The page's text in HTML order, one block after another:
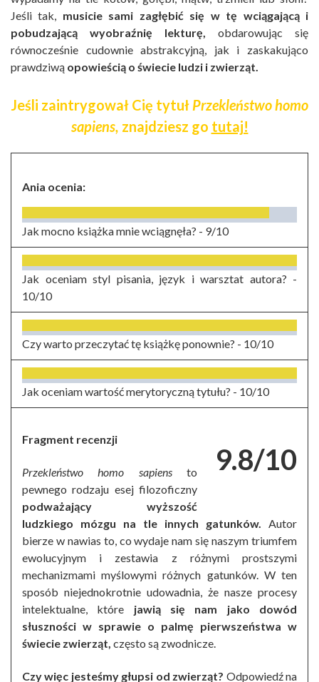
Jeśli tak, musicie sami zagłębić się w tę wciągającą i
pobudzającą wyobraźnię lekturę,
obdarowując się
równocześnie cudownie abstrakcyjną, jak i zaskakująco
prawdziwą opowieścią o świecie ludzi i zwierząt.
Jeśli zaintrygował Cię tytuł Przekleństwo homo
sapiens, znajdziesz go tutaj!
Ania ocenia:
Jak mocno książka mnie wciągnęła? - 9/10
Jak oceniam styl pisania, język i warsztat autora? -
10/10
Czy warto przeczytać tę książkę ponownie? - 10/10
Jak oceniam wartość merytoryczną tytułu? - 10/10
9.8/10
Fragment recenzji
Przekleństwo homo sapiens to
pewnego rodzaju esej filozoficzny
podważający wyższość
ludzkiego mózgu na tle innych gatunków. Autor
bierze w nawias to, co wydaje nam się naszym triumfem
ewolucyjnym i zestawia z różnymi prostszymi
mechanizmami myślowymi różnych gatunków. W ten
sposób niejednokrotnie udowadnia, że nasze procesy
intelektualne, które jawią się nam jako dowód
słuszności w sprawie o palmę pierwszeństwa w
świecie zwierząt, często są zwodnicze.
Czy więc jesteśmy głupsi od zwierząt? Odpowiedź na